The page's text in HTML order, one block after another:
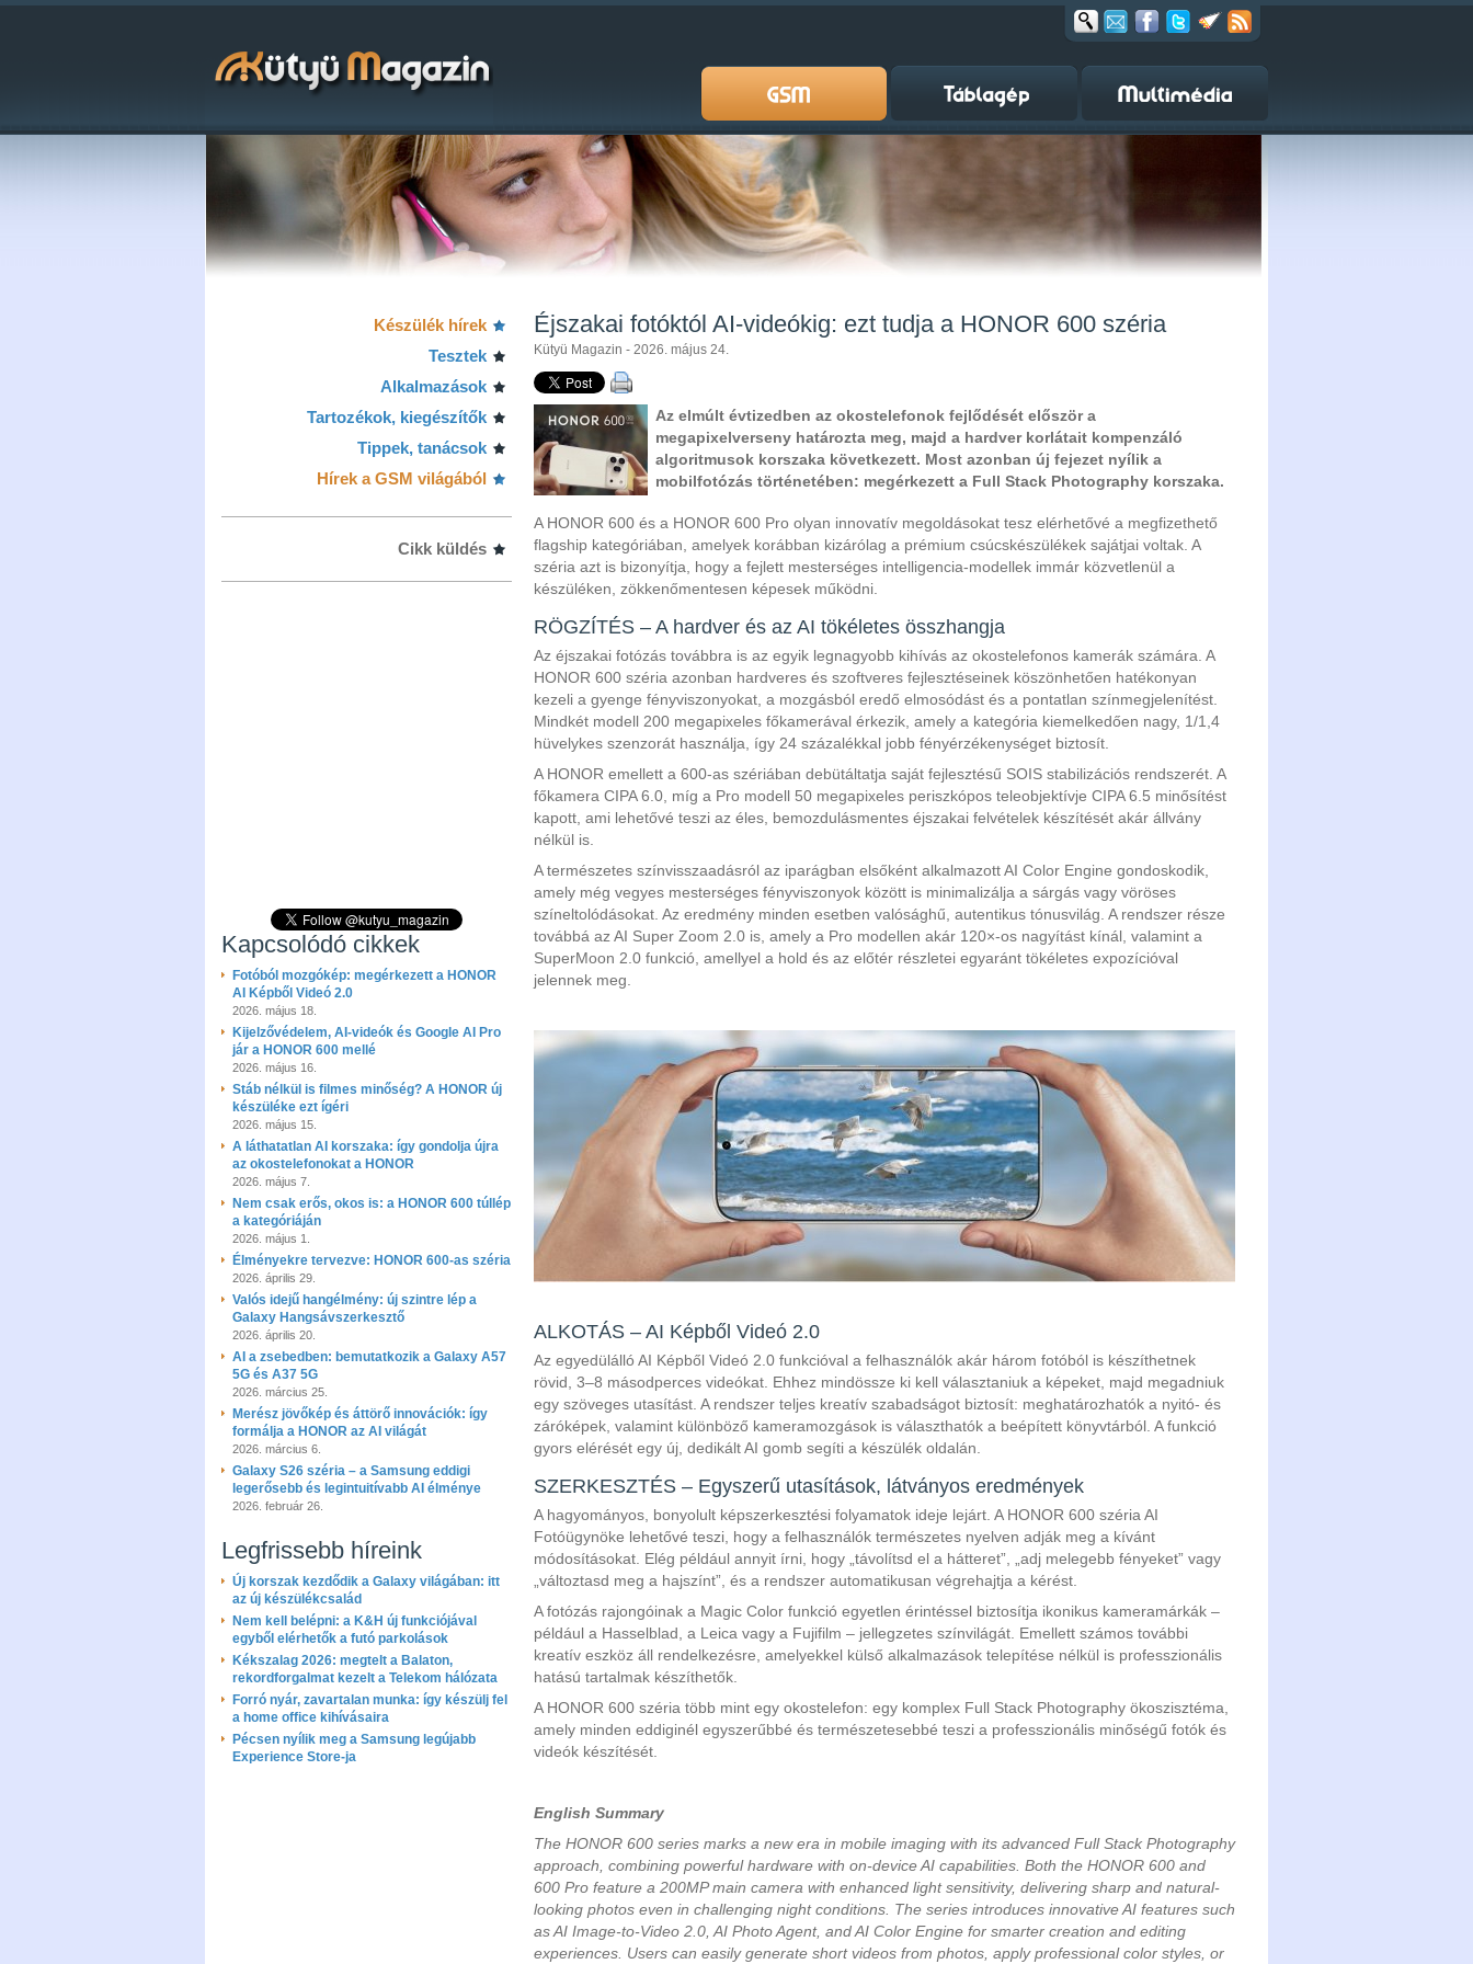
Készülék hírek
Tesztek
Alkalmazások
Tartozékok, kiegészítők
Tippek, tanácsok
Hírek a GSM világából
Cikk küldés
Kapcsolódó cikkek
Fotóból mozgókép: megérkezett a HONOR
AI Képből Videó 2.0
2026. május 18.
Kijelzővédelem, AI-videók és Google AI Pro
jár a HONOR 600 mellé
2026. május 16.
Stáb nélkül is filmes minőség? A HONOR új
készüléke ezt ígéri
2026. május 15.
A láthatatlan AI korszaka: így gondolja újra
az okostelefonokat a HONOR
2026. május 7.
Nem csak erős, okos is: a HONOR 600 túllép
a kategóriáján
2026. május 1.
Élményekre tervezve: HONOR 600-as széria
2026. április 29.
Valós idejű hangélmény: új szintre lép a
Galaxy Hangsávszerkesztő
2026. április 20.
AI a zsebedben: bemutatkozik a Galaxy A57
5G és A37 5G
2026. március 25.
Merész jövőkép és áttörő innovációk: így
formálja a HONOR az AI világát
2026. március 6.
Galaxy S26 széria – a Samsung eddigi
legerősebb és legintuitívabb AI élménye
2026. február 26.
Legfrissebb híreink
Új korszak kezdődik a Galaxy világában: itt
az új készülékcsalád
Nem kell belépni: a K&H új funkciójával
egyből elérhetők a futó parkolások
Kékszalag 2026: megtelt a Balaton,
rekordforgalmat kezelt a Telekom hálózata
Forró nyár, zavartalan munka: így készülj fel
a home office kihívásaira
Pécsen nyílik meg a Samsung legújabb
Experience Store-ja
Éjszakai fotóktól AI-videókig: ezt tudja a HONOR 600 széria
Kütyü Magazin - 2026. május 24.
Az elmúlt évtizedben az okostelefonok fejlődését először a
megapixelverseny határozta meg, majd a hardver korlátait kompenzáló
algoritmusok korszaka következett. Most azonban új fejezet nyílik a
mobilfotózás történetében: megérkezett a Full Stack Photography korszaka.
A HONOR 600 és a HONOR 600 Pro olyan innovatív megoldásokat tesz elérhetővé a megfizethető
flagship kategóriában, amelyek korábban kizárólag a prémium csúcskészülékek sajátjai voltak. A
széria azt is bizonyítja, hogy a fejlett mesterséges intelligencia-modellek immár közvetlenül a
készüléken, zökkenőmentesen képesek működni.
RÖGZÍTÉS – A hardver és az AI tökéletes összhangja
Az éjszakai fotózás továbbra is az egyik legnagyobb kihívás az okostelefonos kamerák számára. A
HONOR 600 széria azonban hardveres és szoftveres fejlesztéseinek köszönhetően hatékonyan
kezeli a gyenge fényviszonyokat, a mozgásból eredő elmosódást és a pontatlan színmegjelenítést.
Mindkét modell 200 megapixeles főkamerával érkezik, amely a kategória kiemelkedően nagy, 1/1,4
hüvelykes szenzorát használja, így 24 százalékkal jobb fényérzékenységet biztosít.
A HONOR emellett a 600-as szériában debütáltatja saját fejlesztésű SOIS stabilizációs rendszerét. A
főkamera CIPA 6.0, míg a Pro modell 50 megapixeles periszkópos teleobjektívje CIPA 6.5 minősítést
kapott, ami lehetővé teszi az éles, bemozdulásmentes éjszakai felvételek készítését akár állvány
nélkül is.
A természetes színvisszaadásról az iparágban elsőként alkalmazott AI Color Engine gondoskodik,
amely még vegyes mesterséges fényviszonyok között is minimalizálja a sárgás vagy vöröses
színeltolódásokat. Az eredmény minden esetben valósághű, autentikus tónusvilág. A rendszer része
továbbá az AI Super Zoom 2.0 is, amely a Pro modellen akár 120×-os nagyítást kínál, valamint a
SuperMoon 2.0 funkció, amellyel a hold és az előtér részletei egyaránt tökéletes expozícióval
jelennek meg.
ALKOTÁS – AI Képből Videó 2.0
Az egyedülálló AI Képből Videó 2.0 funkcióval a felhasználók akár három fotóból is készíthetnek
rövid, 3–8 másodperces videókat. Ehhez mindössze ki kell választaniuk a képeket, majd megadniuk
egy szöveges utasítást. A rendszer teljes kreatív szabadságot biztosít: meghatározhatók a nyitó- és
záróképek, valamint különböző kameramozgások is választhatók a beépített könyvtárból. A funkció
gyors elérését egy új, dedikált AI gomb segíti a készülék oldalán.
SZERKESZTÉS – Egyszerű utasítások, látványos eredmények
A hagyományos, bonyolult képszerkesztési folyamatok ideje lejárt. A HONOR 600 széria AI
Fotóügynöke lehetővé teszi, hogy a felhasználók természetes nyelven adják meg a kívánt
módosításokat. Elég például annyit írni, hogy „távolítsd el a hátteret”, „adj melegebb fényeket” vagy
„változtasd meg a hajszínt”, és a rendszer automatikusan végrehajtja a kérést.
A fotózás rajongóinak a Magic Color funkció egyetlen érintéssel biztosítja ikonikus kameramárkák –
például a Hasselblad, a Leica vagy a Fujifilm – jellegzetes színvilágát. Emellett számos további
kreatív eszköz áll rendelkezésre, amelyekkel külső alkalmazások telepítése nélkül is professzionális
hatású tartalmak készíthetők.
A HONOR 600 széria több mint egy okostelefon: egy komplex Full Stack Photography ökoszisztéma,
amely minden eddiginél egyszerűbbé és természetesebbé teszi a professzionális minőségű fotók és
videók készítését.
English Summary
The HONOR 600 series marks a new era in mobile imaging with its advanced Full Stack Photography
approach, combining powerful hardware with on-device AI capabilities. Both the HONOR 600 and
600 Pro feature a 200MP main camera with enhanced light sensitivity, delivering sharp and natural-
looking photos even in challenging night conditions. The series introduces innovative AI features such
as AI Image-to-Video 2.0, AI Photo Agent, and AI Color Engine for smarter creation and editing
experiences. Users can easily generate short videos from photos, apply professional color styles, or